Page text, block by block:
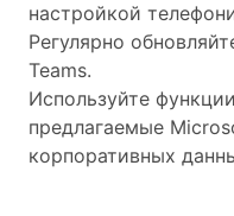
настройкой
Регулярно
Teams.
Используйте
предлагаемые
корпоративных